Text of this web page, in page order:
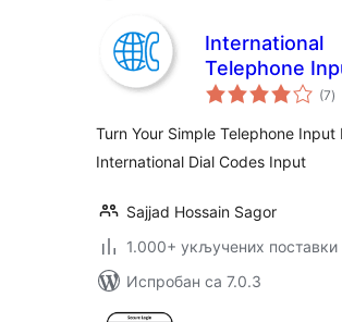
International
Telephone
With Flags And
(7)
Turn Your Simple Telephone Input
International Dial Codes Input
Sajjad Hossain Sagor
1.000+ укључених поставки
Испробан са 7.0.3